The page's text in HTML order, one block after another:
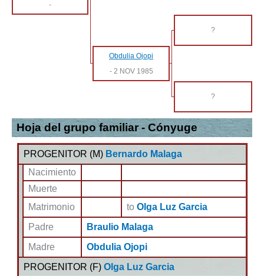
-
?
Obdulia Ojopi
- 2 NOV 1985
?
Hoja del grupo familiar - Cónyuge
PROGENITOR (M) Bernardo Malaga
Nacimiento
Muerte
Matrimonio
to Olga Luz Garcia
Padre
Braulio Malaga
Madre
Obdulia Ojopi
PROGENITOR (F) Olga Luz Garcia